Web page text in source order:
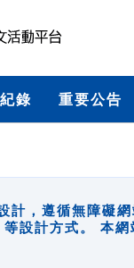
錄 重要公告
計，遵循無障礙
計方式。 本網